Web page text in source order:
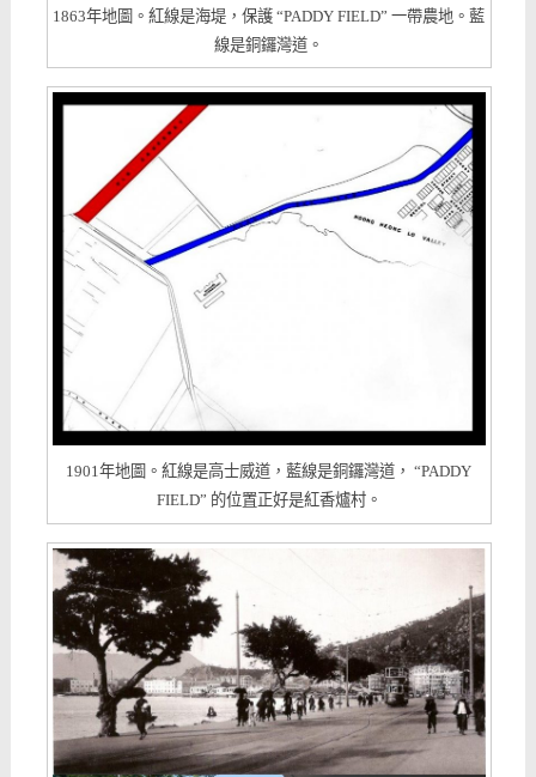
1863年地圖。紅線是海堤，保護 “PADDY FIELD” 一帶農地。藍
線是銅鑼灣道。
1901年地圖。紅線是高士威道，藍線是銅鑼灣道， “PADDY
FIELD” 的位置正好是紅香爐村。